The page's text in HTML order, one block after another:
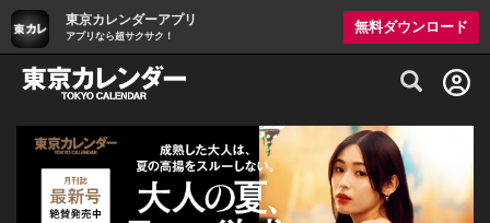
東京カレンダーアプリ
アプリなら超サクサク！
無料ダウンロード
グルメ情報・プレミアムレストラン予約